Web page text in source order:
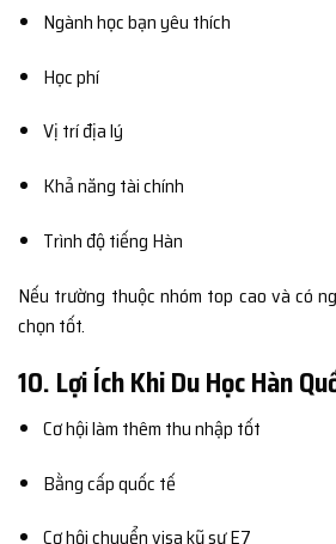
Ngành học bạn yêu thích
Học phí
Vị trí địa lý
Khả năng tài chính
Trình độ tiếng Hàn
Nếu trường thuộc nhóm top cao và có
chọn tốt.
10. Lợi Ích Khi Du Học Hàn
Cơ hội làm thêm thu nhập tốt
Bằng cấp quốc tế
Cơ hội chuyển visa kỹ sư E7